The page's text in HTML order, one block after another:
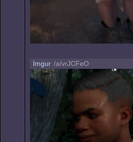
Imgur /a/vrJCFeO